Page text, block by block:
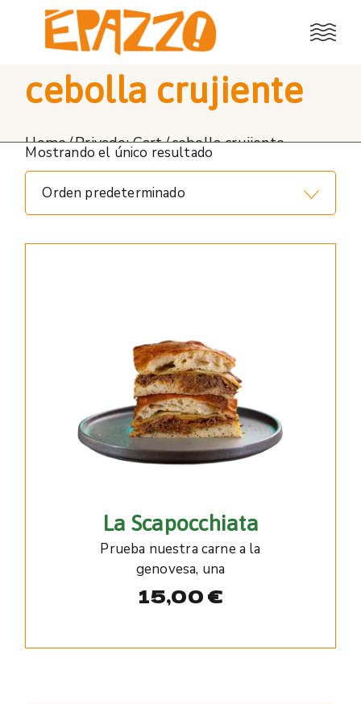
content
cebolla crujiente
Home Privado: Cart cebolla crujiente
Mostrando el único resultado
Orden predeterminado
La Scapocchiata
Prueba nuestra carne a la
genovesa, una
15,00€